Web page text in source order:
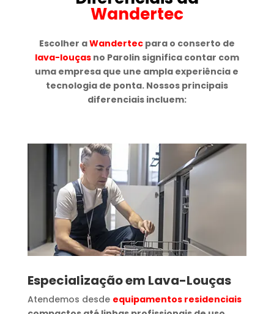
Wandertec
Escolher aWandertecpara o conserto de
lava-louçasno Parolin significa contar com
uma empresa que une ampla experiência e
tecnologia de ponta. Nossos principais
diferenciais incluem:
Especialização em Lava-Louças
Atendemos desde equipamentos residenciais